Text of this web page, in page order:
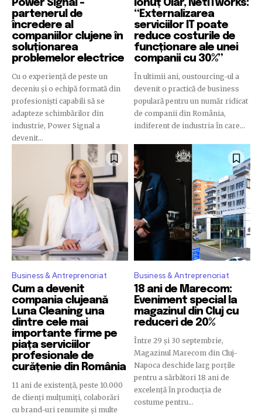
Power Signal –
partenerul de
încredere al
companiilor clujene în
soluționarea
problemelor electrice
Cu o experiență de peste un
deceniu și o echipă formată din
profesioniști capabili să se
adapteze schimbărilor din
industrie, Power Signal a
devenit...
Ionuț Olar, NetiTworks:
“Externalizarea
serviciilor IT poate
reduce costurile de
funcționare ale unei
companii cu 30%”
În ultimii ani, oustourcing-ul a
devenit o practică de business
populară pentru un număr ridicat
de companii din România,
indiferent de industria în care...
Business & Antreprenoriat
Cum a devenit
compania clujeană
Luna Cleaning una
dintre cele mai
importante firme pe
piața serviciilor
profesionale de
curățenie din România
11 ani de existență, peste 10.000
de clienți mulțumiți, colaborări
cu brand-uri renumite și multe
Business & Antreprenoriat
18 ani de Marecom:
Eveniment special la
magazinul din Cluj cu
reduceri de 20%
Între 29 și 30 septembrie,
Magazinul Marecom din Cluj-
Napoca deschide larg porțile
pentru a sărbători 18 ani de
excelență în producția de
costume pentru...